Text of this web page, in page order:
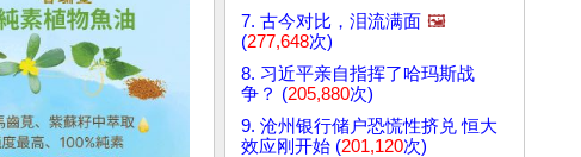
7. 古今对比，泪流满面 🖼️
(277,648次)
8. 习近平亲自指挥了哈玛斯战
争？ (205,880次)
9. 沧州银行储户恐慌性挤兑 恒大
效应刚开始 (201,120次)